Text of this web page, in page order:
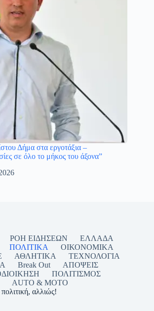
Δήμα στα εργοτάξια –
σε όλο το μήκος του άξονα”
ΡΟΗ ΕΙΔΗΣΕΩΝ
ΕΛΛΑΔΑ
ΠΟΛΙΤΙΚΑ
ΟΙΚΟΝΟΜΙΚΑ
ΑΘΛΗΤΙΚΑ
ΤΕΧΝΟΛΟΓΙΑ
Break Out
ΑΠΟΨΕΙΣ
ΠΟΛΙΤΙΣΜΟΣ
AUTO & MOTO
αλλιώς!